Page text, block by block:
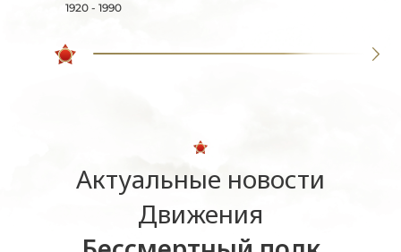
1920 - 1990
Актуальные новости
Движения